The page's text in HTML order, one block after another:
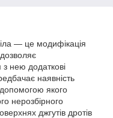
— це модифікація
нею додаткові
наявність
якого
нерозбірного
джгутів дротів